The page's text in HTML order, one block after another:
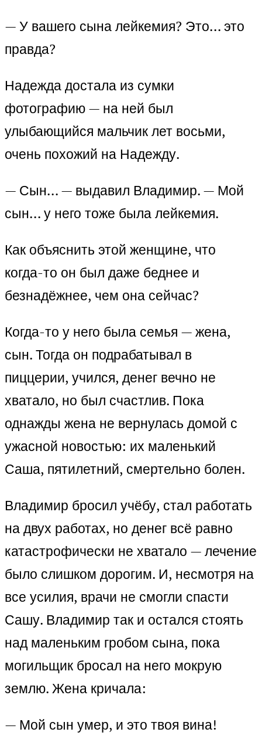
— У вашего сына лейкемия? Это… это
правда?
Надежда достала из сумки
фотографию — на ней был
улыбающийся мальчик лет восьми,
очень похожий на Надежду.
— Сын… — выдавил Владимир. — Мой
сын… у него тоже была лейкемия.
Как объяснить этой женщине, что
когда-то он был даже беднее и
безнадёжнее, чем она сейчас?
Когда-то у него была семья — жена,
сын. Тогда он подрабатывал в
пиццерии, учился, денег вечно не
хватало, но был счастлив. Пока
однажды жена не вернулась домой с
ужасной новостью: их маленький
Саша, пятилетний, смертельно болен.
Владимир бросил учёбу, стал работать
на двух работах, но денег всё равно
катастрофически не хватало — лечение
было слишком дорогим. И, несмотря на
все усилия, врачи не смогли спасти
Сашу. Владимир так и остался стоять
над маленьким гробом сына, пока
могильщик бросал на него мокрую
землю. Жена кричала:
— Мой сын умер, и это твоя вина!